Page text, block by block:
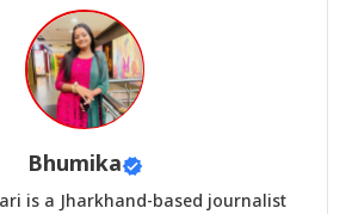
Bhumika
is a Jharkhand-based journalist